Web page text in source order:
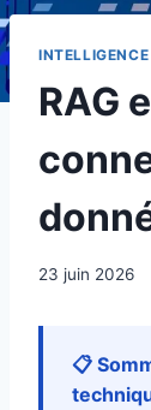
RAG
23 juin 2026
📋